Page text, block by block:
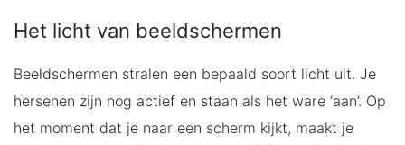
Het licht van beeldschermen
Beeldschermen stralen een bepaald soort licht uit. Je
hersenen zijn nog actief en staan als het ware ‘aan’. Op
het moment dat je naar een scherm kijkt, maakt je